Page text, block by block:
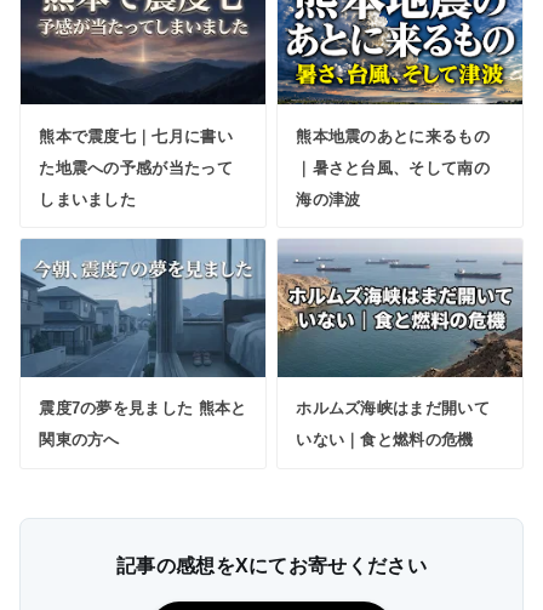
熊本で震度七｜七月に書い
た地震への予感が当たって
しまいました
熊本地震のあとに来るもの
｜暑さと台風、そして南の
海の津波
震度7の夢を見ました 熊本と
関東の方へ
ホルムズ海峡はまだ開いて
いない｜食と燃料の危機
記事の感想をXにてお寄せください